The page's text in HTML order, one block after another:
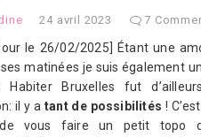
24 avril 2023 7
le 26/02/2025] Étant une
matinées je suis également
Habiter Bruxelles fut
il y a tant de possibilités !
vous faire un petit topo